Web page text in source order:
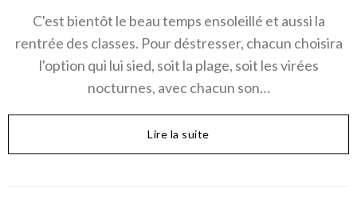
C'est bientôt le beau temps ensoleillé et aussi la
rentrée des classes. Pour déstresser, chacun choisira
l'option qui lui sied, soit la plage, soit les virées
nocturnes, avec chacun son…
Lire la suite